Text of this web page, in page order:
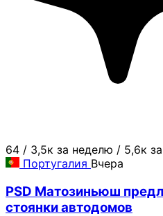
64 / 3,5к за неделю / 5,6к
Португалия Вчера
PSD Матозиньюш
стоянки автодомов